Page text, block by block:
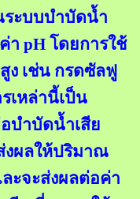
ระบบบำบัดน้ำ
า pH โดยการใช้
ง เช่น กรดซัลฟู
เหล่านี้เป็น
บำบัดน้ำเสีย
งผลให้ปริมาณ
ะจะส่งผลต่อค่า